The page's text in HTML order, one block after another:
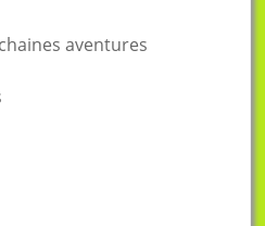
aventures